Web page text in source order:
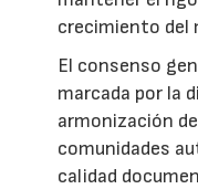
crecimiento del
El consenso
marcada por la
armonización
comunidades
calidad